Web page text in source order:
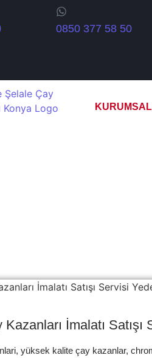
0850 377 58 50
KURUMSAL
İmalatı
yüksek kalite çay kazanlar,